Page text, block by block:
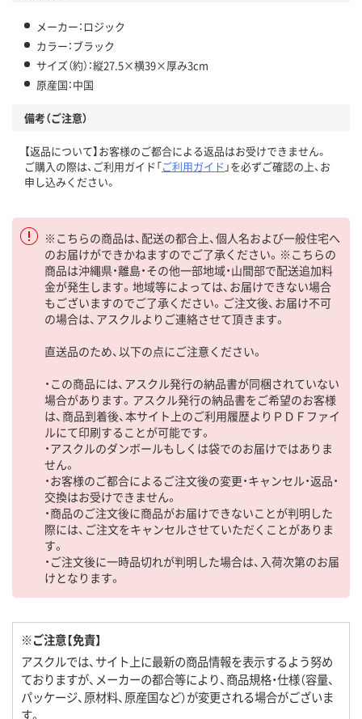
メーカー：ロジック
カラー：ブラック
サイズ（約）：縦27.5×横39×厚み3cm
原産国：中国
備考（ご注意）
【返品について】お客様のご都合による返品はお受けできません。
ご購入の際は、ご利用ガイド「ご利用ガイド 」を必ずご確認の上、お
申し込みください。
※こちらの商品は、配送の都合上、個人名および一般住宅へ
のお届けができかねますのでご了承ください。※こちらの
商品は沖縄県・離島・その他一部地域・山間部で配送追加料
金が発生します。地域等によっては、お届けできない場合
もございますのでご了承ください。ご注文後、お届け不可
の場合は、アスクルよりご連絡させて頂きます。
直送品のため、以下の点にご注意ください。
・この商品には、アスクル発行の納品書が同梱されていない
場合があります。アスクル発行の納品書をご希望のお客様
は、商品到着後、本サイト上のご利用履歴よりＰＤＦファイ
ルにて印刷することが可能です。
・アスクルのダンボールもしくは袋でのお届けではありま
せん。
・お客様のご都合によるご注文後の変更・キャンセル・返品・
交換はお受けできません。
・商品のご注文後に商品がお届けできないことが判明した
際には、ご注文をキャンセルさせていただくことがありま
す。
・ご注文後に一時品切れが判明した場合は、入荷次第のお届
けとなります。
※ご注意【免責】
アスクルでは、サイト上に最新の商品情報を表示するよう努め
ておりますが、メーカーの都合等により、商品規格・仕様（容量、
パッケージ、原材料、原産国など）が変更される場合がございま
す。